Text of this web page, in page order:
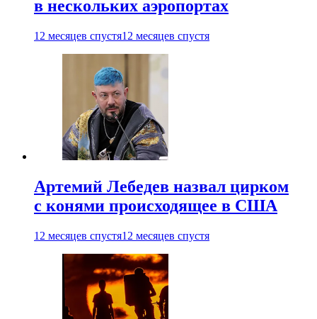
в нескольких аэропортах
12 месяцев спустя12 месяцев спустя
Артемий Лебедев назвал цирком
с конями происходящее в США
12 месяцев спустя12 месяцев спустя